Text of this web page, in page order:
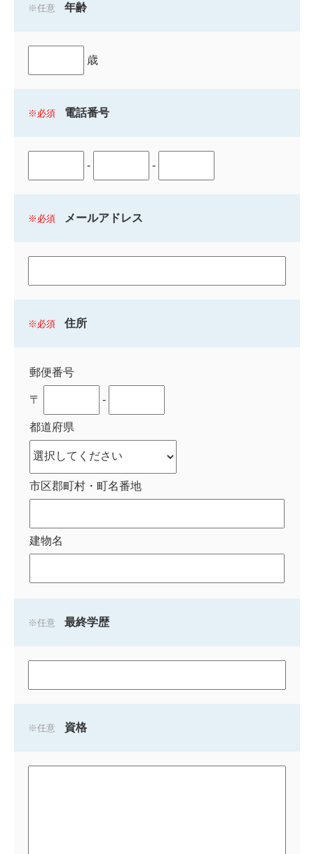
任意 年齢
歳
必須 電話番号
- -
必須 メールアドレス
必須 住所
郵便番号
〒 -
都道府県
市区郡町村・町名番地
建物名
任意 最終学歴
任意 資格